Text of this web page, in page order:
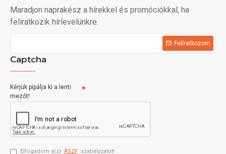
Maradjon naprakész a hírekkel és promóciókkal, ha
feliratkozik hírlevelünkre.
Felíratkozom
Captcha
Kérjük pipálja ki a lenti
mezőt!
Elfogadom a(z) ÁSZF szabályzatot!